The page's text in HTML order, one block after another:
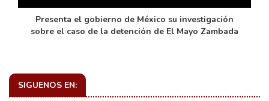
Presenta el gobierno de México su investigación
sobre el caso de la detención de El Mayo Zambada
SIGUENOS EN: